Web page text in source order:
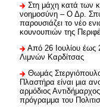
Στη μάχη κατά των
νοημοσύνη – Ο Δρ.
παρουσιάζει το νέο
κουνουπιών της
Από 26 Ιουλίου έως
Λιμνών Καρδίτσας
Θωμάς
Πλαστήρα είναι μια
αρμόδιος
πρόγραμμα του